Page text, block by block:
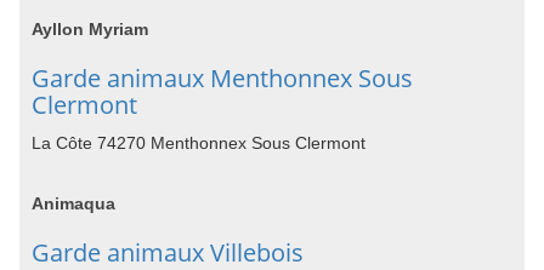
Ayllon Myriam
Garde animaux Menthonnex Sous
Clermont
La Côte 74270 Menthonnex Sous Clermont
Animaqua
Garde animaux Villebois